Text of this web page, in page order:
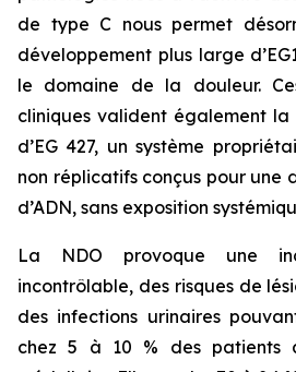
de type C nous permet
développement plus large
le domaine de la douleur.
cliniques valident également la
d’EG 427, un système
non réplicatifs conçus pour une
d’ADN, sans exposition
La NDO provoque une
incontrôlable, des risques de
des infections urinaires
chez 5 à 10 % des patients